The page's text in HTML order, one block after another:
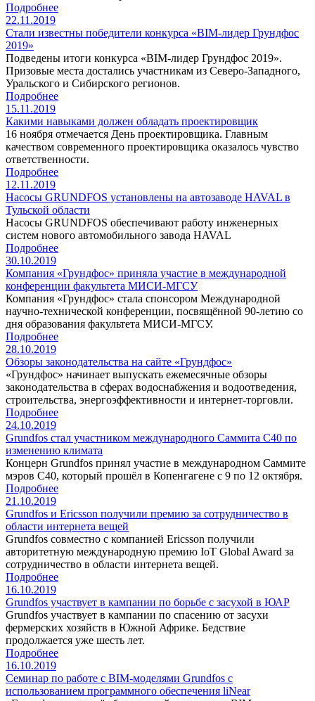
Подробнее
22.11.2019
Стали известны победители конкурса «BIM-лидер Грундфос
2019»
Подведены итоги конкурса «BIM-лидер Грундфос 2019».
Призовые места достались участникам из Северо-Западного,
Уральского и Сибирского регионов.
Подробнее
15.11.2019
Какими навыками должен обладать проектировщик
16 ноября отмечается День проектировщика. Главным
качеством современного проектировщика оказалось чувство
ответственности.
Подробнее
12.11.2019
Насосы GRUNDFOS установлены на автозаводе HAVAL в
Тульской области
Насосы GRUNDFOS обеспечивают работу инженерных
систем нового автомобильного завода HAVAL
Подробнее
30.10.2019
Компания «Грундфос» приняла участие в международной
конференции факультета МИСИ-МГСУ
Компания «Грундфос» стала спонсором Международной
научно-технической конференции, посвящённой 90-летию со
дня образования факультета МИСИ-МГCУ.
Подробнее
28.10.2019
Обзоры законодательства на сайте «Грундфос»
«Грундфос» начинает выпускать ежемесячные обзоры
законодательства в сферах водоснабжения и водоотведения,
строительства, энергоэффективности и интернет-торговли.
Подробнее
24.10.2019
Grundfos стал участником международного Саммита C40 по
изменению климата
Концерн Grundfos принял участие в международном Саммите
мэров C40, который прошёл в Копенгагене с 9 по 12 октября.
Подробнее
21.10.2019
Grundfos и Ericsson получили премию за сотрудничество в
области интернета вещей
Grundfos совместно с компанией Ericsson получили
авторитетную международную премию IoT Global Award за
сотрудничество в области интернета вещей.
Подробнее
16.10.2019
Grundfos участвует в кампании по борьбе с засухой в ЮАР
Grundfos участвует в кампании по спасению от засухи
фермерских хозяйств в Южной Африке. Бедствие
продолжается уже шесть лет.
Подробнее
16.10.2019
Семинар по работе с BIM-моделями Grundfos с
использованием программного обеспечения liNear